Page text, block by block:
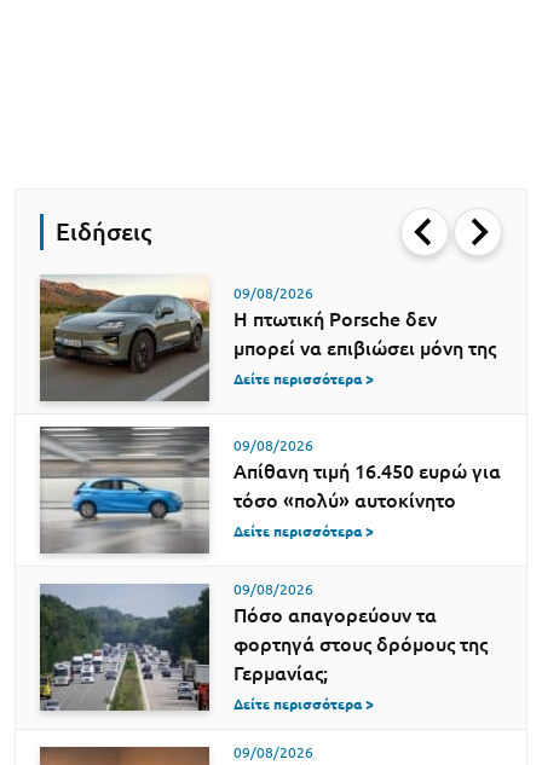
Ειδήσεις
09/08/2026
Η πτωτική Porsche δεν
μπορεί να επιβιώσει μόνη της
Δείτε περισσότερα >
09/08/2026
Απίθανη τιμή 16.450 ευρώ για
τόσο «πολύ» αυτοκίνητο
Δείτε περισσότερα >
09/08/2026
Πόσο απαγορεύουν τα
φορτηγά στους δρόμους της
Γερμανίας;
Δείτε περισσότερα >
09/08/2026